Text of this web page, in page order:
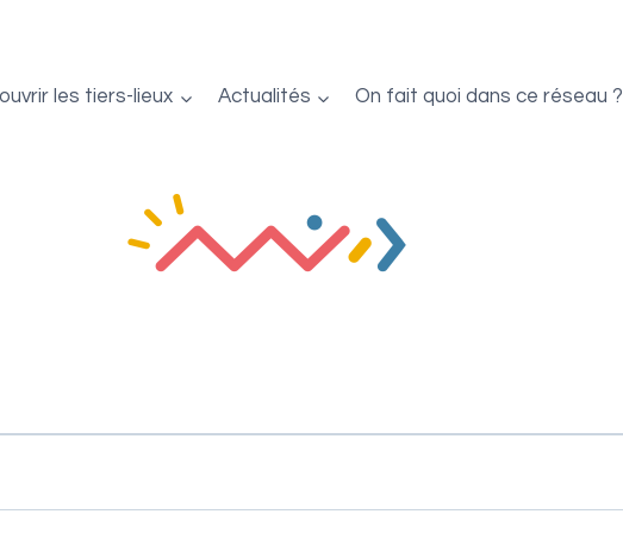
les tiers-lieux Actualités On fait quoi dans ce réseau ?